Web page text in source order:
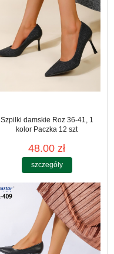
Szpilki damskie Roz 36-41, 1
kolor Paczka 12 szt
48.00 zł
szczegóły